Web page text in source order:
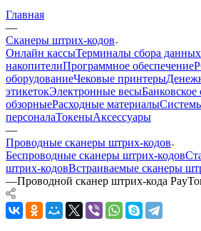
Главная
—
Сканеры штрих-кодов
Онлайн кассыТерминалы сбора данных
накопителиПрограммное обеспечение
оборудованиеЧековые принтеры
этикетокЭлектронные весыБанковское
обзорныеРасходные материалы
персоналаТокеныАксессуары
—
Проводные сканеры штрих-кодов
Беспроводные сканеры штрих-кодов
штрих-кодовВстраиваемые сканеры
—Проводной сканер штрих-кода